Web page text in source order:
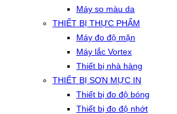
Máy so màu da
THIẾT BỊ THỰC PHẨM
Máy đo độ mặn
Máy lắc Vortex
Thiết bị nhà hàng
THIẾT BỊ SƠN MỰC IN
Thiết bị đo độ bóng
Thiết bị đo độ nhớt